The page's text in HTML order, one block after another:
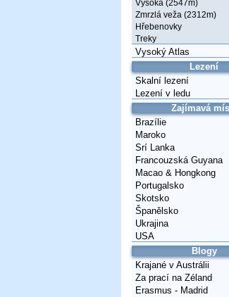
Vysoká (2547m)
Zmrzlá veža (2312m)
Hřebenovky
Treky
Vysoký Atlas
Lezení
Skalní lezení
Lezení v ledu
Zajímavá
Brazílie
Maroko
Srí Lanka
Francouzská Guyana
Macao & Hongkong
Portugalsko
Skotsko
Španělsko
Ukrajina
USA
Blogy
Krajané v Austrálii
Za prací na Zéland
Erasmus - Madrid